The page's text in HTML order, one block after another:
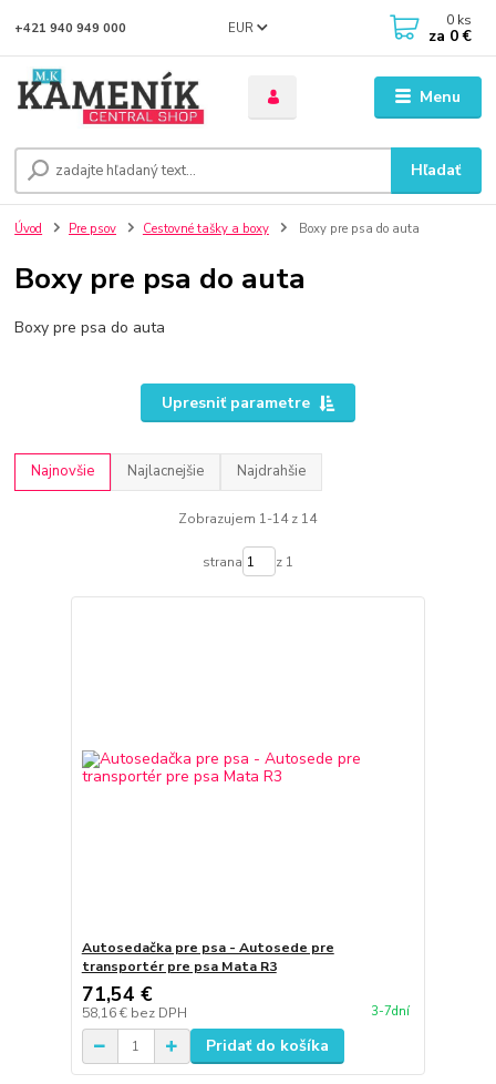
Menu
EUR
Hľadať
+421 940 949 000 0 ks
za 0 €
Úvod Pre psov Cestovné tašky a boxy Boxy pre psa do auta
Boxy pre psa do auta
Boxy pre psa do auta
Upresniť parametre
Najnovšie Najlacnejšie Najdrahšie
Zobrazujem 1-14 z 14
strana z 1
Autosedačka pre psa - Autosede pre
transportér pre psa Mata R3
71,54 €
58,16 € bez DPH 3-7dní
Pridať do košíka